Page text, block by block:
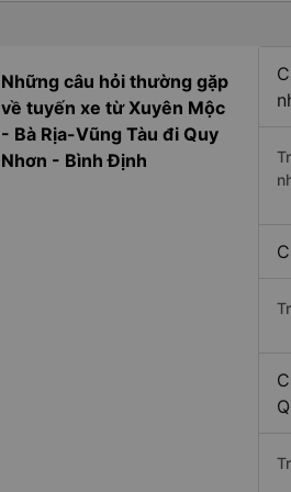
Những câu hỏi thường gặp
về tuyến xe từ Xuyên Mộc
- Bà Rịa-Vũng Tàu đi Quy
Nhơn - Bình Định